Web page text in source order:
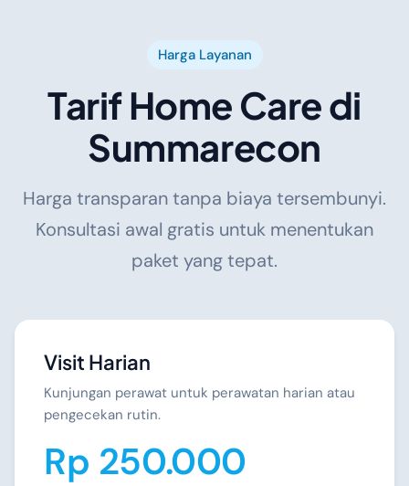
Harga Layanan
Tarif Home Care di
Summarecon
Harga transparan tanpa biaya tersembunyi.
Konsultasi awal gratis untuk menentukan
paket yang tepat.
Visit Harian
Kunjungan perawat untuk perawatan harian atau
pengecekan rutin.
Rp 250.000